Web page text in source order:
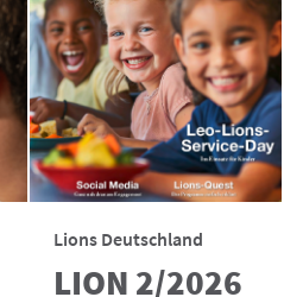
Lions Deutschland
LION 2/2026